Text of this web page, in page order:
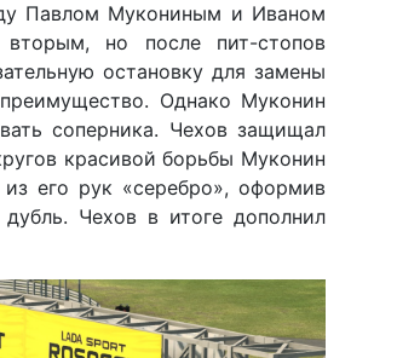
Павлом Мукониным и Иваном
но после пит-стопов
остановку для замены
Однако Муконин
соперника. Чехов защищал
красивой борьбы Муконин
его рук «серебро», оформив
Чехов в итоге дополнил